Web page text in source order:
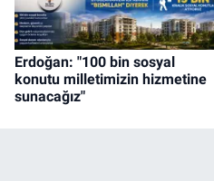
Erdoğan: "100 bin sosyal
konutu milletimizin hizmetine
sunacağız"